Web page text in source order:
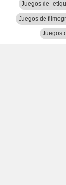
Juegos de -
Juegos de
Juegos